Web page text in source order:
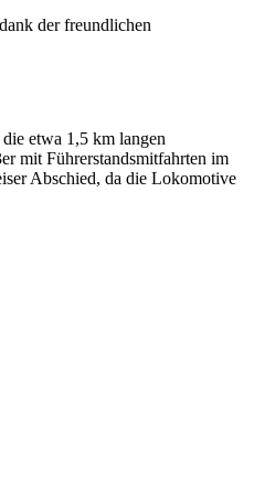
der freundlichen
etwa 1,5 km langen
mit Führerstandsmitfahrten im
Abschied, da die Lokomotive